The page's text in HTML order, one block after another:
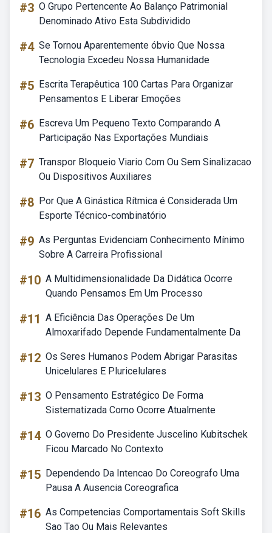
#3 O Grupo Pertencente Ao Balanço Patrimonial
Denominado Ativo Esta Subdividido
#4 Se Tornou Aparentemente óbvio Que Nossa
Tecnologia Excedeu Nossa Humanidade
#5 Escrita Terapêutica 100 Cartas Para Organizar
Pensamentos E Liberar Emoções
#6 Escreva Um Pequeno Texto Comparando A
Participação Nas Exportações Mundiais
#7 Transpor Bloqueio Viario Com Ou Sem Sinalizacao
Ou Dispositivos Auxiliares
#8 Por Que A Ginástica Rítmica é Considerada Um
Esporte Técnico-combinatório
#9 As Perguntas Evidenciam Conhecimento Mínimo
Sobre A Carreira Profissional
#10 A Multidimensionalidade Da Didática Ocorre
Quando Pensamos Em Um Processo
#11 A Eficiência Das Operações De Um
Almoxarifado Depende Fundamentalmente Da
#12 Os Seres Humanos Podem Abrigar Parasitas
Unicelulares E Pluricelulares
#13 O Pensamento Estratégico De Forma
Sistematizada Como Ocorre Atualmente
#14 O Governo Do Presidente Juscelino Kubitschek
Ficou Marcado No Contexto
#15 Dependendo Da Intencao Do Coreografo Uma
Pausa A Ausencia Coreografica
#16 As Competencias Comportamentais Soft Skills
Sao Tao Ou Mais Relevantes